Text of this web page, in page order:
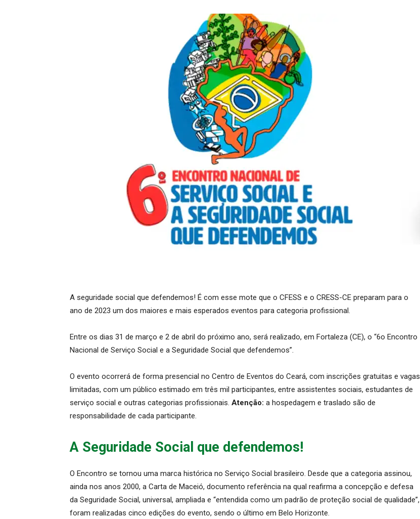
A seguridade social que defendemos! É com esse mote que o CFESS e o CRESS-CE preparam para o
ano de 2023 um dos maiores e mais esperados eventos para categoria profissional.
Entre os dias 31 de março e 2 de abril do próximo ano, será realizado, em Fortaleza (CE), o “6o Encontro
Nacional de Serviço Social e a Seguridade Social que defendemos”.
O evento ocorrerá de forma presencial no Centro de Eventos do Ceará, com inscrições gratuitas e vagas
limitadas, com um público estimado em três mil participantes, entre assistentes sociais, estudantes de
serviço social e outras categorias profissionais. Atenção: a hospedagem e traslado são de
responsabilidade de cada participante.
A Seguridade Social que defendemos!
O Encontro se tornou uma marca histórica no Serviço Social brasileiro. Desde que a categoria assinou,
ainda nos anos 2000, a Carta de Maceió, documento referência na qual reafirma a concepção e defesa
da Seguridade Social, universal, ampliada e “entendida como um padrão de proteção social de qualidade”,
foram realizadas cinco edições do evento, sendo o último em Belo Horizonte.